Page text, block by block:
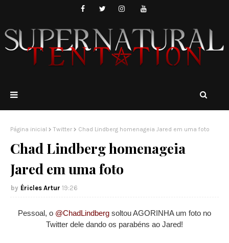
Página inicial Twitter Chad Lindberg homenageia Jared em uma foto
Chad Lindberg homenageia
Jared em uma foto
Éricles Artur 19:26
Pessoal, o @ChadLindberg soltou AGORINHA um foto no
Twitter dele dando os parabéns ao Jared!